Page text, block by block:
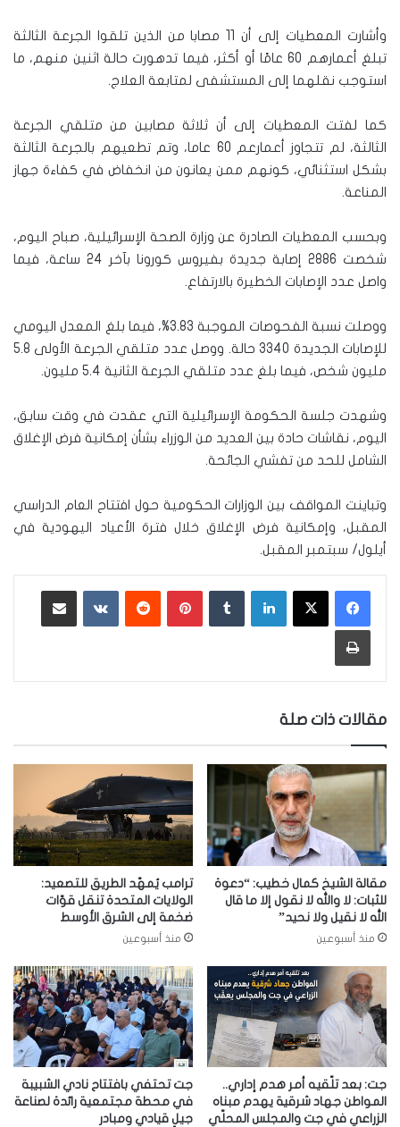
وأشارت المعطيات إلى أن 11 مصابا من الذين تلقوا الجرعة الثالثة
تبلغ أعمارهم 60 عامًا أو أكثر، فيما تدهورت حالة اثنين منهم، ما
استوجب نقلهما إلى المستشفى لمتابعة العلاج.
كما لفتت المعطيات إلى أن ثلاثة مصابين من متلقي الجرعة
الثالثة، لم تتجاوز أعمارعم 60 عاما، وتم تطعيهم بالجرعة الثالثة
بشكل استثنائي، كونهم ممن يعانون من انخفاض في كفاءة جهاز
المناعة.
وبحسب المعطيات الصادرة عن وزارة الصحة الإسرائيلية، صباح اليوم،
شخصت 2886 إصابة جديدة بفيروس كورونا بآخر 24 ساعة، فيما
واصل عدد الإصابات الخطيرة بالارتفاع.
ووصلت نسبة الفحوصات الموجبة 3.83%، فيما بلغ المعدل اليومي
للإصابات الجديدة 3340 حالة. ووصل عدد متلقي الجرعة الأولى 5.8
مليون شخص، فيما بلغ عدد متلقي الجرعة الثانية 5.4 مليون.
وشهدت جلسة الحكومة الإسرائيلية التي عقدت في وقت سابق،
اليوم، نقاشات حادة بين العديد من الوزراء بشأن إمكانية فرض الإغلاق
الشامل للحد من تفشي الجائحة.
وتباينت المواقف بين الوزارات الحكومية حول افتتاح العام الدراسي
المقبل، وإمكانية فرض الإغلاق خلال فترة الأعياد اليهودية في
أيلول/ سبتمبر المقبل.
لينكدإن بينتيريست ‏VKontakte
طباعة
مقالات ذات صلة
مقالة الشيخ كمال خطيب: “دعوة
للثبات: لا والله لا نقول إلا ما قال
الله لا نقيل ولا نحيد”
منذ أسبوعين
ترامب يُمهّد الطريق للتصعيد:
الولايات المتحدة تنقل قوّات
ضخمة إلى الشرق الأوسط
منذ أسبوعين
جت: بعد تلّقيه أمر هدم إداري..
المواطن جهاد شرقية يهدم مبناه
الزراعي في جت والمجلس المحلّي
جت تحتفي بافتتاح نادي الشبيبة
في محطة مجتمعية رائدة لصناعة
جيلٍ قيادي ومبادر